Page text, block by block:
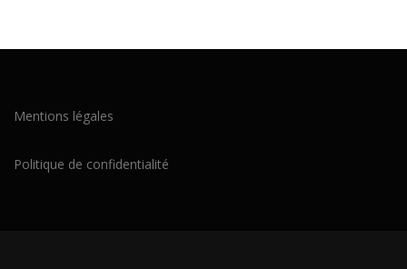
Mentions légales
Politique de confidentialité